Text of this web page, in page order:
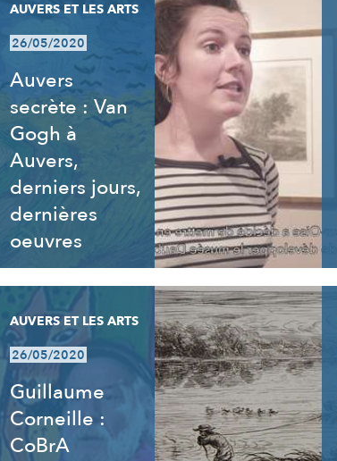
AUVERS ET LES ARTS
26/05/2020
Auvers
secrète : Van
Gogh à
Auvers,
derniers jours,
dernières
oeuvres
AUVERS ET LES ARTS
26/05/2020
Guillaume
Corneille :
CoBrA